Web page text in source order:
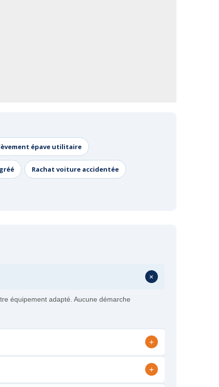
épave utilitaire
Rachat voiture accidentée
+
équipement adapté. Aucune démarche
+
+